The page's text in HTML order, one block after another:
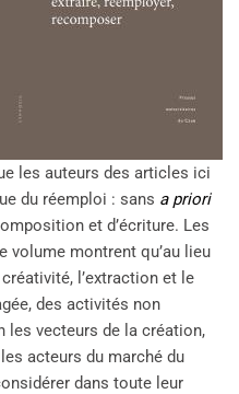
les auteurs des articles ici
du réemploi : sans a priori
et d’écriture. Les
volume montrent qu’au lieu
créativité, l’extraction et le
des activités non
les vecteurs de la création,
acteurs du marché du
dans toute leur